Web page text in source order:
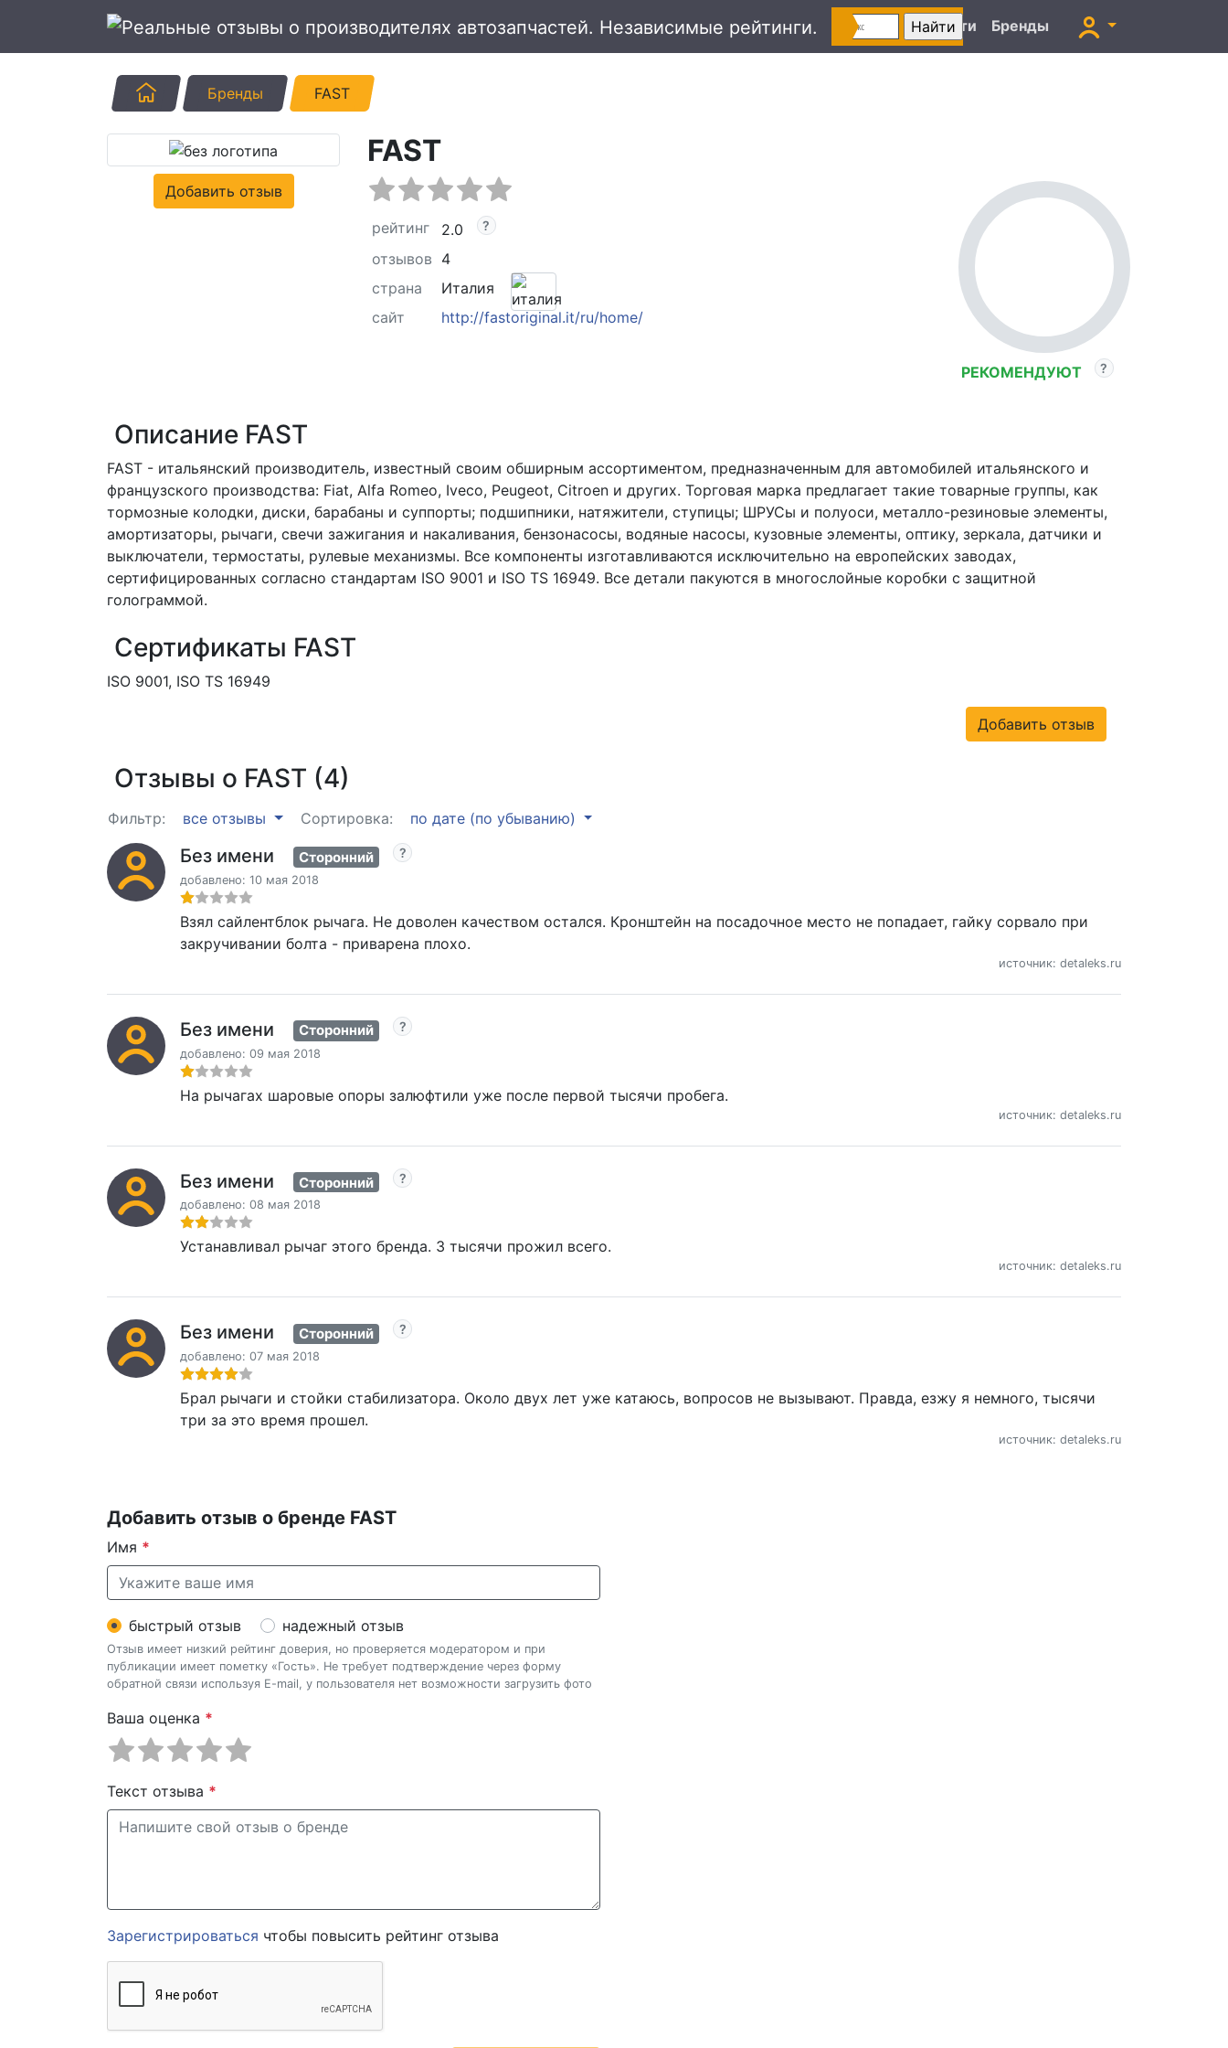
Автоновости Бренды
ГлавнаяБренды FAST
Добавить отзыв
FAST
рейтинг
2.0
отзывов 4
страна
Италия
сайт
http://fastoriginal.it/ru/home/
РЕКОМЕНДУЮТ
Описание FAST
FAST - итальянский производитель, известный своим обширным ассортиментом, предназначенным для автомобилей итальянского и
французского производства: Fiat, Alfa Romeo, Iveco, Peugeot, Citroen и других. Торговая марка предлагает такие товарные группы, как
тормозные колодки, диски, барабаны и суппорты; подшипники, натяжители, ступицы; ШРУСы и полуоси, металло-резиновые элементы,
амортизаторы, рычаги, свечи зажигания и накаливания, бензонасосы, водяные насосы, кузовные элементы, оптику, зеркала, датчики и
выключатели, термостаты, рулевые механизмы. Все компоненты изготавливаются исключительно на европейских заводах,
сертифицированных согласно стандартам ISO 9001 и ISO TS 16949. Все детали пакуются в многослойные коробки с защитной
голограммой.
Сертификаты FAST
ISO 9001, ISO TS 16949
Добавить отзыв
Отзывы о FAST (4)
Фильтр: все отзывы Сортировка: по дате (по убыванию)
Без имени Сторонний
добавлено: 10 мая 2018
Взял сайлентблок рычага. Не доволен качеством остался. Кронштейн на посадочное место не попадает, гайку сорвало при
закручивании болта - приварена плохо.
источник: detaleks.ru
Без имени Сторонний
добавлено: 09 мая 2018
На рычагах шаровые опоры залюфтили уже после первой тысячи пробега.
источник: detaleks.ru
Без имени Сторонний
добавлено: 08 мая 2018
Устанавливал рычаг этого бренда. 3 тысячи прожил всего.
источник: detaleks.ru
Без имени Сторонний
добавлено: 07 мая 2018
Брал рычаги и стойки стабилизатора. Около двух лет уже катаюсь, вопросов не вызывают. Правда, езжу я немного, тысячи
три за это время прошел.
источник: detaleks.ru
Добавить отзыв о бренде FAST
Имя *
быстрый отзыв надежный отзыв
Отзыв имеет низкий рейтинг доверия, но проверяется модератором и при
публикации имеет пометку «Гость». Не требует подтверждение через форму
обратной связи используя E-mail, у пользователя нет возможности загрузить фото
Ваша оценка *
Текст отзыва *
Зарегистрироваться чтобы повысить рейтинг отзыва